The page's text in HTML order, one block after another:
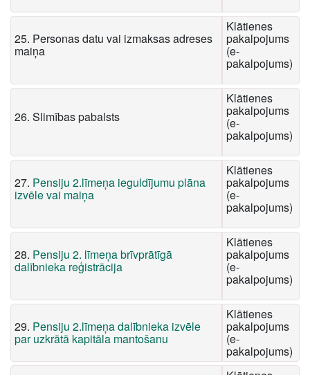
25. Personas datu vai izmaksas adreses
maiņa
Klātienes
pakalpojums
(e-
pakalpojums)
26. Slimības pabalsts
Klātienes
pakalpojums
(e-
pakalpojums)
27. Pensiju 2.līmeņa ieguldījumu plāna
izvēle vai maiņa
Klātienes
pakalpojums
(e-
pakalpojums)
28. Pensiju 2. līmeņa brīvprātīgā
dalībnieka reģistrācija
Klātienes
pakalpojums
(e-
pakalpojums)
29. Pensiju 2.līmeņa dalībnieka izvēle
par uzkrātā kapitāla mantošanu
Klātienes
pakalpojums
(e-
pakalpojums)